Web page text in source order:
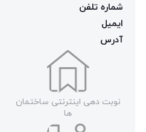
شماره تلفن
ایمیل
آدرس
نوبت دهی اینترنتی ساختمان
ها